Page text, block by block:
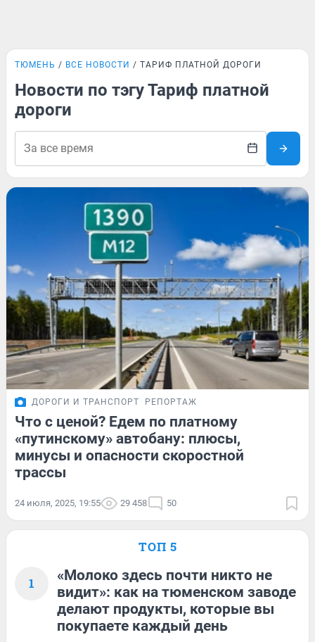
ТЮМЕНЬ ВСЕ НОВОСТИ ТАРИФ ПЛАТНОЙ ДОРОГИ
Новости по тэгу Тариф платной
дороги
ДОРОГИ И ТРАНСПОРТ РЕПОРТАЖ
Что с ценой? Едем по платному
«путинскому» автобану: плюсы,
минусы и опасности скоростной
трассы
24 июля, 2025, 19:55 29 458 50
ТОП 5
1
«Молоко здесь почти никто не
видит»: как на тюменском заводе
делают продукты, которые вы
покупаете каждый день